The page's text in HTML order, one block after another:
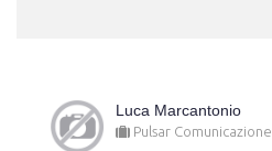
Luca Marcantonio
Pulsar Comunicazione